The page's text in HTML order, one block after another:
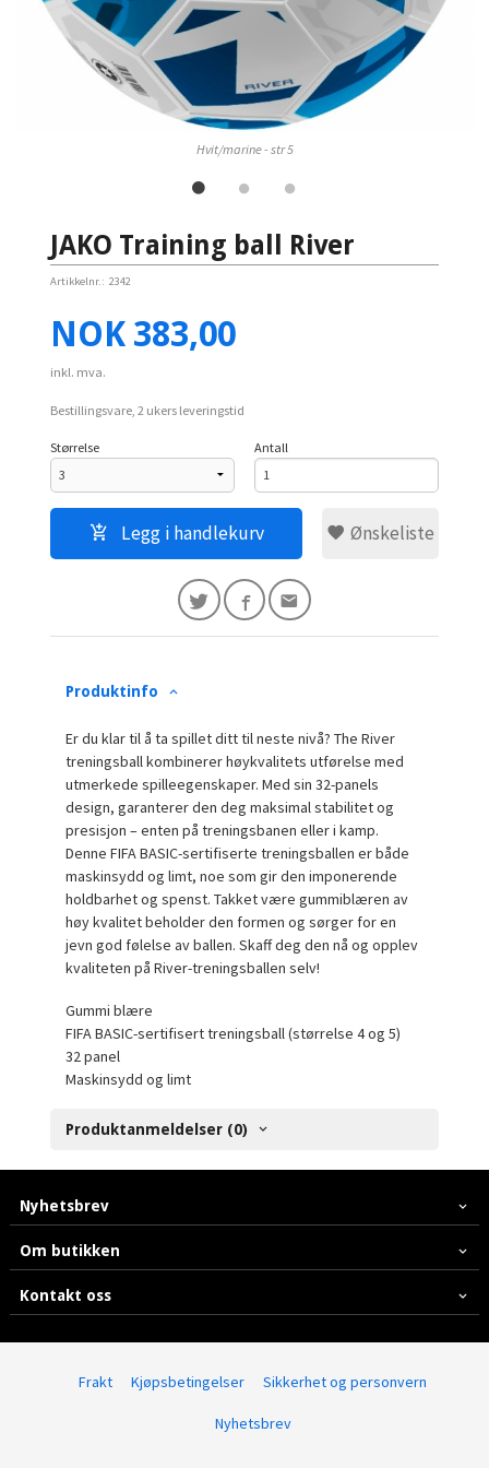
Hvit/marine - str 5
JAKO Training ball River
Artikkelnr.: 2342
Pris
NOK 383,00
inkl. mva.
Bestillingsvare, 2 ukers leveringstid
Størrelse Antall
Legg i handlekurv Ønskeliste
Produktinfo
Er du klar til å ta spillet ditt til neste nivå? The River
treningsball kombinerer høykvalitets utførelse med
utmerkede spilleegenskaper. Med sin 32-panels
design, garanterer den deg maksimal stabilitet og
presisjon – enten på treningsbanen eller i kamp.
Denne FIFA BASIC-sertifiserte treningsballen er både
maskinsydd og limt, noe som gir den imponerende
holdbarhet og spenst. Takket være gummiblæren av
høy kvalitet beholder den formen og sørger for en
jevn god følelse av ballen. Skaff deg den nå og opplev
kvaliteten på River-treningsballen selv!
Gummi blære
FIFA BASIC-sertifisert treningsball (størrelse 4 og 5)
32 panel
Maskinsydd og limt
Produktanmeldelser (0)
Nyhetsbrev
Om butikken
Kontakt oss
Frakt Kjøpsbetingelser Sikkerhet og personvern
Nyhetsbrev